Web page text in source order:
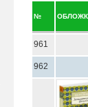
№
961
962